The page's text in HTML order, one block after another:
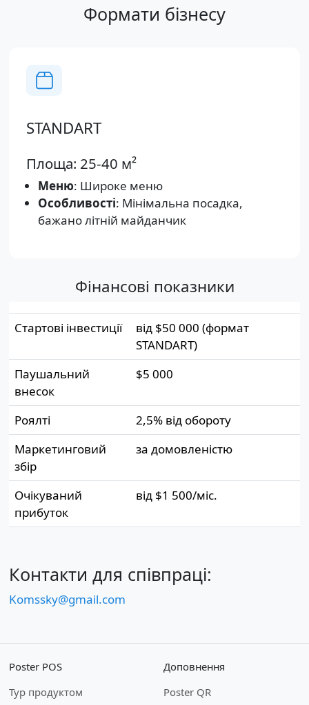
Формати бізнесу
STANDART
Площа: 25-40 м²
Меню: Широке меню
Особливості: Мінімальна посадка,
бажано літній майданчик
Фінансові показники
Стартові інвестиції
від $50 000 (формат
STANDART)
Паушальний
внесок
$5 000
Роялті
2,5% від обороту
Маркетинговий
збір
за домовленістю
Очікуваний
прибуток
від $1 500/міс.
Контакти для співпраці:
Komssky@gmail.com
Poster POS
Тур продуктом
Доповнення
Poster QR